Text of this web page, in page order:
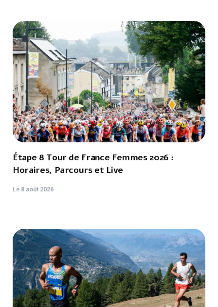
Étape 8 Tour de France Femmes 2026 :
Horaires, Parcours et Live
Le 8 août 2026